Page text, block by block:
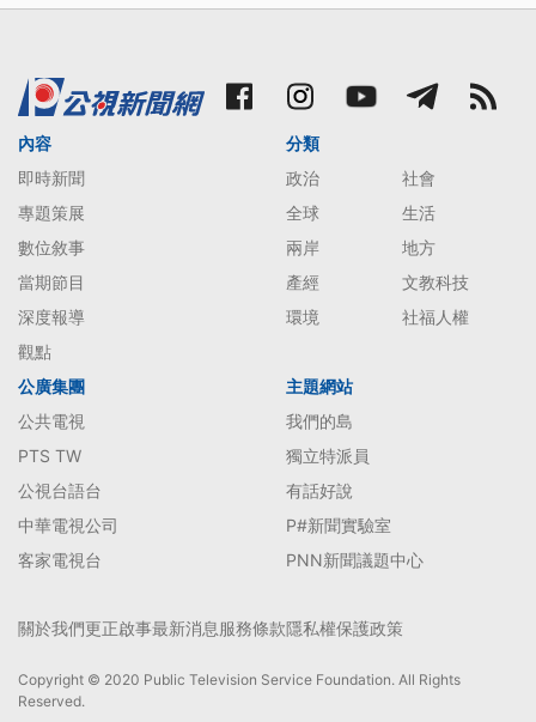
內容
即時新聞
專題策展
數位敘事
當期節目
深度報導
觀點
分類
政治
社會
全球
生活
兩岸
地方
產經
文教科技
環境
社福人權
公廣集團
公共電視
PTS TW
公視台語台
中華電視公司
客家電視台
主題網站
我們的島
獨立特派員
有話好說
P#新聞實驗室
PNN新聞議題中心
關於我們更正啟事最新消息服務條款隱私權保護政策
Copyright © 2020 Public Television Service Foundation. All Rights
Reserved.